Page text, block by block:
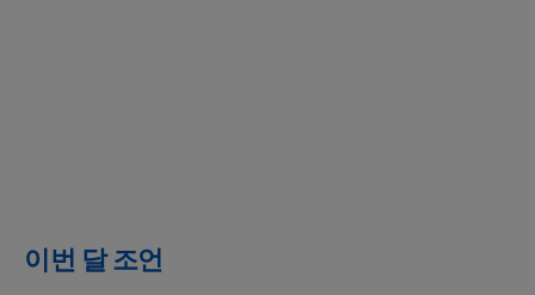
이번 달 조언